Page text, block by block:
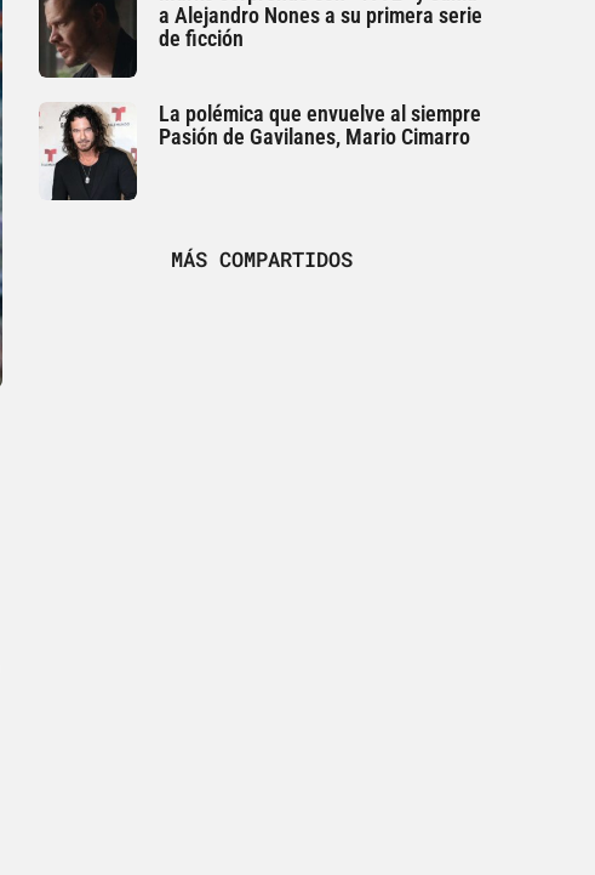
a Alejandro Nones a su primera serie
de ficción
La polémica que envuelve al siempre
Pasión de Gavilanes, Mario Cimarro
MÁS COMPARTIDOS